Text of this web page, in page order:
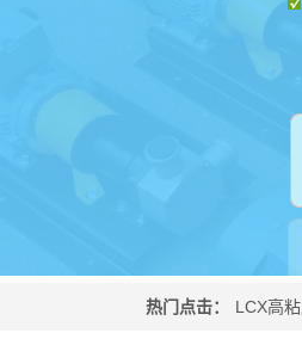
热门点击： LCX高